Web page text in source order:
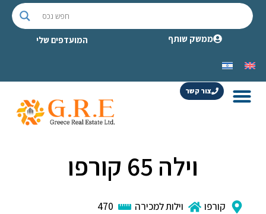
ממשק שותף המועדפים שלי
צור קשר
וילה 65 קורפו
קורפו וילות למכירה 470